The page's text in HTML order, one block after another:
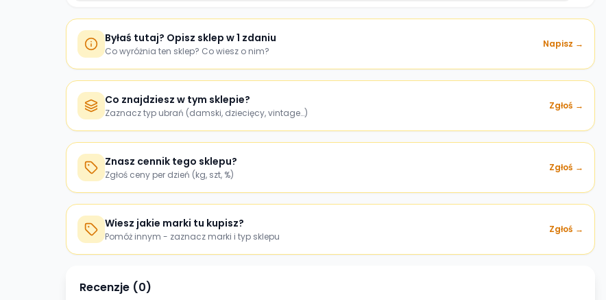
Byłaś tutaj? Opisz sklep w 1 zdaniu
Co wyróżnia ten sklep? Co wiesz o nim?
Napisz →
Co znajdziesz w tym sklepie?
Zaznacz typ ubrań (damski, dziecięcy, vintage…)
Zgłoś →
Znasz cennik tego sklepu?
Zgłoś ceny per dzień (kg, szt, %)
Zgłoś →
Wiesz jakie marki tu kupisz?
Pomóż innym - zaznacz marki i typ sklepu
Zgłoś →
Recenzje (0)